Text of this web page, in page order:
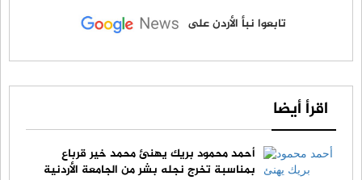
تابعوا نبأ الأردن على
اقرأ أيضا
أحمد محمود بريك يهنئ محمد خير قرباع
بمناسبة تخرج نجله بشر من الجامعة الأردنية